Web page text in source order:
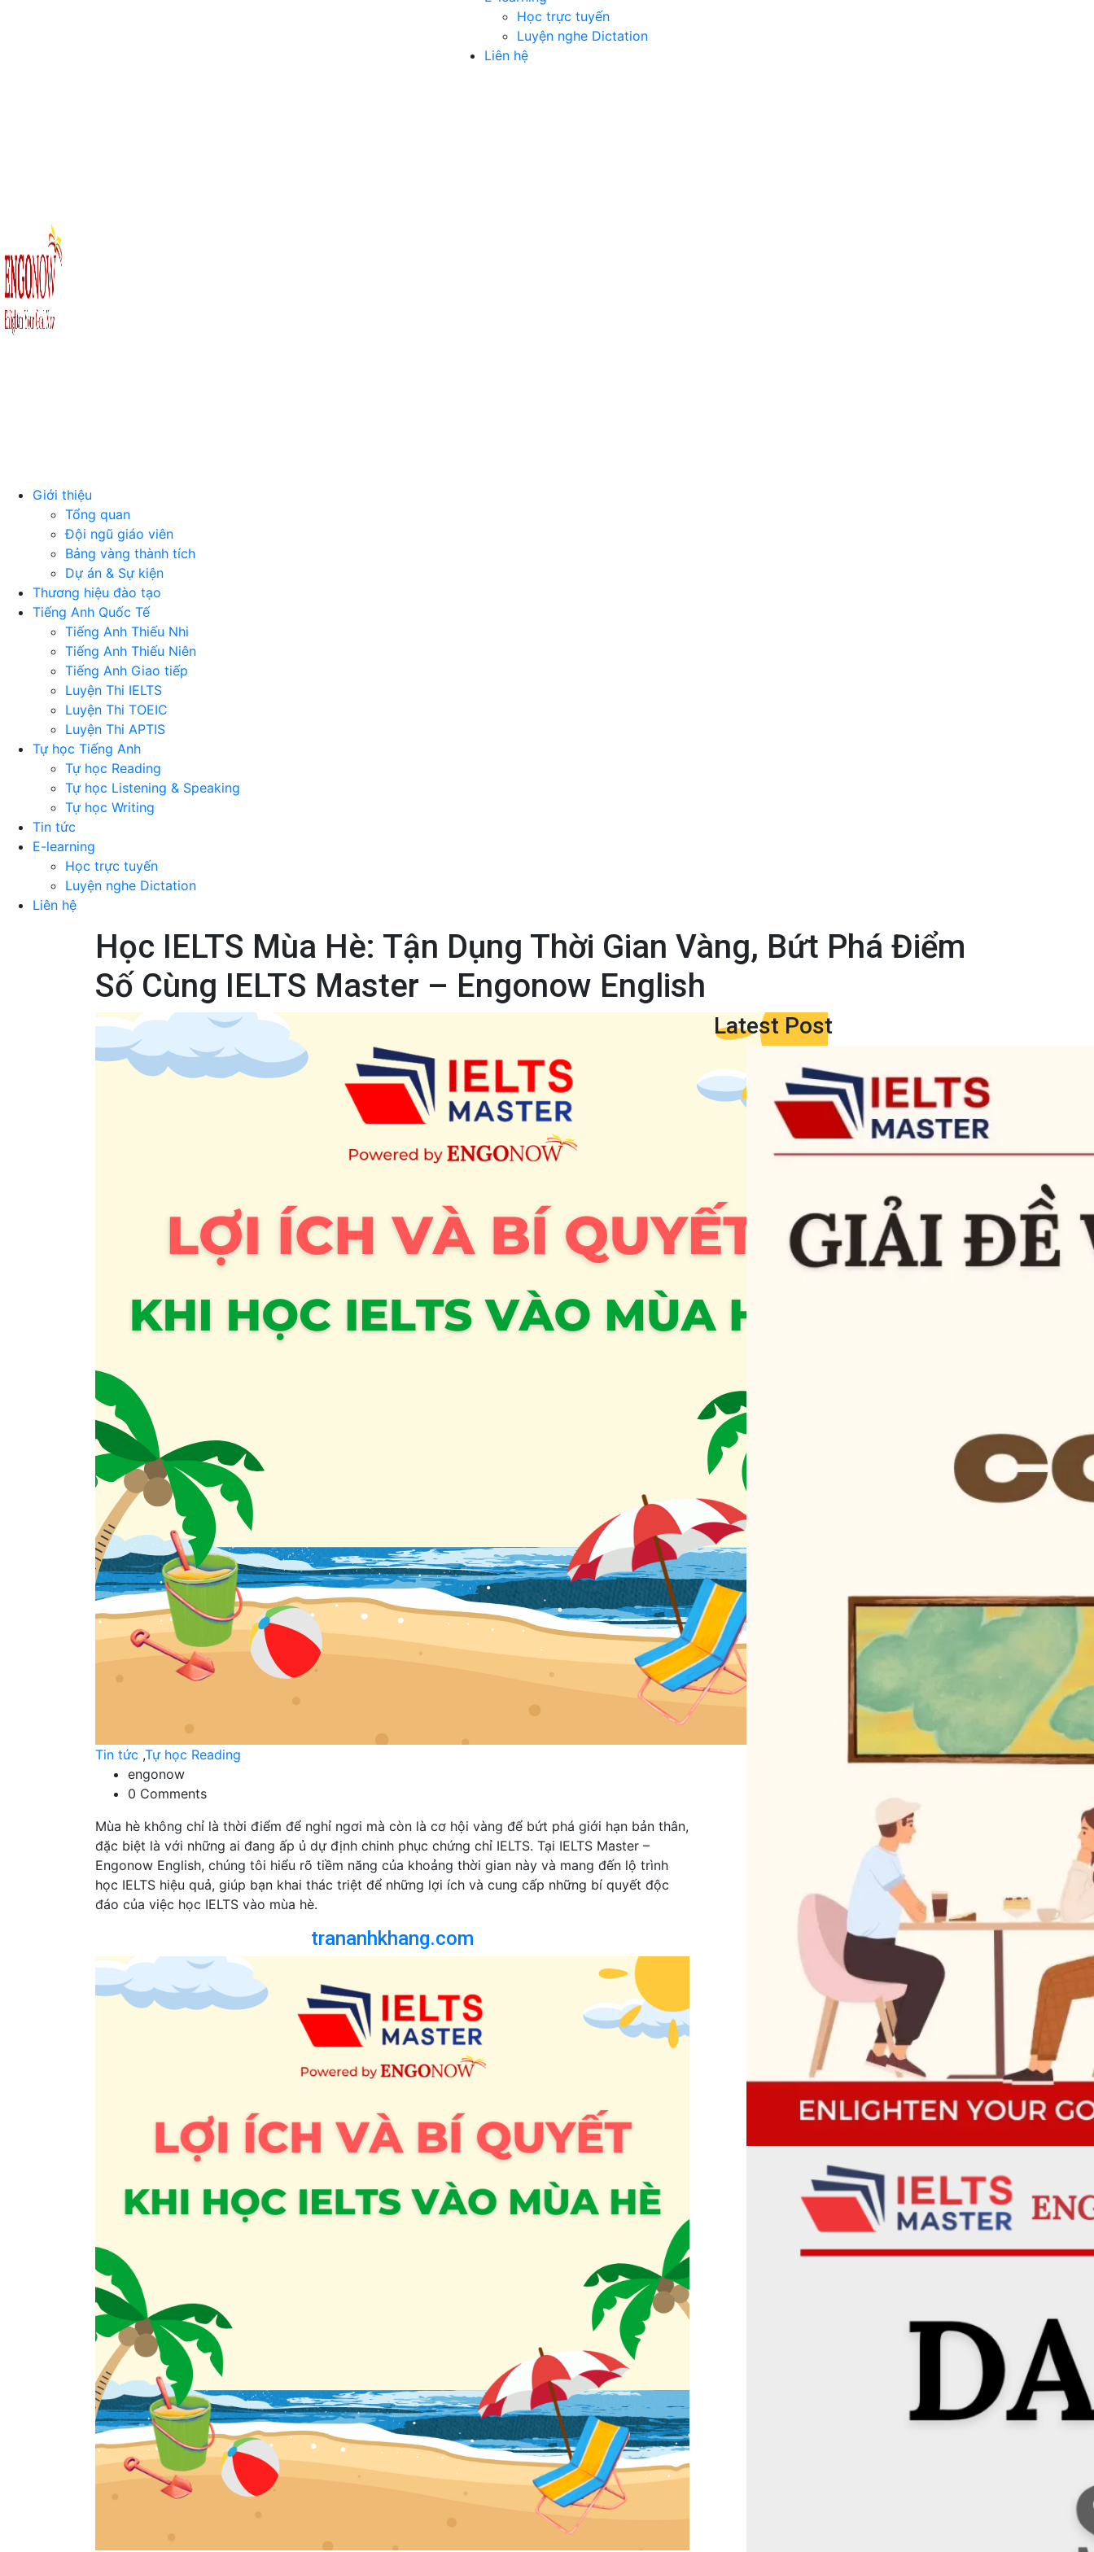
Học trực tuyến
Luyện nghe Dictation
Liên hệ
Giới thiệu
Tổng quan
Đội ngũ giáo viên
Bảng vàng thành tích
Dự án & Sự kiện
Thương hiệu đào tạo
Tiếng Anh Quốc Tế
Tiếng Anh Thiếu Nhi
Tiếng Anh Thiếu Niên
Tiếng Anh Giao tiếp
Luyện Thi IELTS
Luyện Thi TOEIC
Luyện Thi APTIS
Tự học Tiếng Anh
Tự học Reading
Tự học Listening & Speaking
Tự học Writing
Tin tức
E-learning
Học trực tuyến
Luyện nghe Dictation
Liên hệ
Học IELTS Mùa Hè: Tận Dụng Thời Gian Vàng, Bứt Phá Điểm
Số Cùng IELTS Master – Engonow English
Tin tức ,Tự học Reading
engonow
0 Comments
Mùa hè không chỉ là thời điểm để nghỉ ngơi mà còn là cơ hội vàng để bứt phá giới hạn bản thân,
đặc biệt là với những ai đang ấp ủ dự định chinh phục chứng chỉ IELTS. Tại IELTS Master –
Engonow English, chúng tôi hiểu rõ tiềm năng của khoảng thời gian này và mang đến lộ trình
học IELTS hiệu quả, giúp bạn khai thác triệt để những lợi ích và cung cấp những bí quyết độc
đáo của việc học IELTS vào mùa hè.
trananhkhang.com
Latest Post